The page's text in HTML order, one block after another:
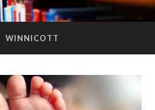
WINNICOTT